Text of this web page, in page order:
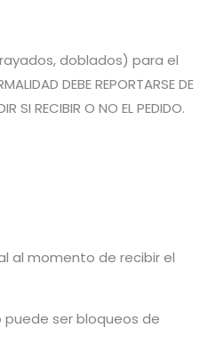
doblados) para el
DEBE REPORTARSE DE
SI RECIBIR O NO EL PEDIDO.
al momento de recibir el
ser bloqueos de